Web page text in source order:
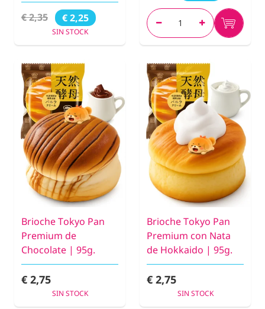
€ 2,35 € 2,25
SIN STOCK
Brioche Tokyo Pan
Premium de
Chocolate | 95g.
€ 2,75
SIN STOCK
Brioche Tokyo Pan
Premium con Nata
de Hokkaido | 95g.
€ 2,75
SIN STOCK